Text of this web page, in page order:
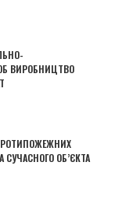
ВИРОБНИЦТВО
СУЧАСНОГО ОБ’ЄКТА